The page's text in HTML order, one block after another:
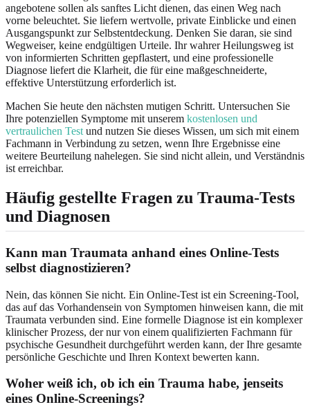
angebotene sollen als sanftes Licht dienen, das einen Weg nach
vorne beleuchtet. Sie liefern wertvolle, private Einblicke und einen
Ausgangspunkt zur Selbstentdeckung. Denken Sie daran, sie sind
Wegweiser, keine endgültigen Urteile. Ihr wahrer Heilungsweg ist
von informierten Schritten gepflastert, und eine professionelle
Diagnose liefert die Klarheit, die für eine maßgeschneiderte,
effektive Unterstützung erforderlich ist.
Machen Sie heute den nächsten mutigen Schritt. Untersuchen Sie
Ihre potenziellen Symptome mit unserem kostenlosen und
vertraulichen Test und nutzen Sie dieses Wissen, um sich mit einem
Fachmann in Verbindung zu setzen, wenn Ihre Ergebnisse eine
weitere Beurteilung nahelegen. Sie sind nicht allein, und Verständnis
ist erreichbar.
Häufig gestellte Fragen zu Trauma-Tests
und Diagnosen
Kann man Traumata anhand eines Online-Tests
selbst diagnostizieren?
Nein, das können Sie nicht. Ein Online-Test ist ein Screening-Tool,
das auf das Vorhandensein von Symptomen hinweisen kann, die mit
Traumata verbunden sind. Eine formelle Diagnose ist ein komplexer
klinischer Prozess, der nur von einem qualifizierten Fachmann für
psychische Gesundheit durchgeführt werden kann, der Ihre gesamte
persönliche Geschichte und Ihren Kontext bewerten kann.
Woher weiß ich, ob ich ein Trauma habe, jenseits
eines Online-Screenings?